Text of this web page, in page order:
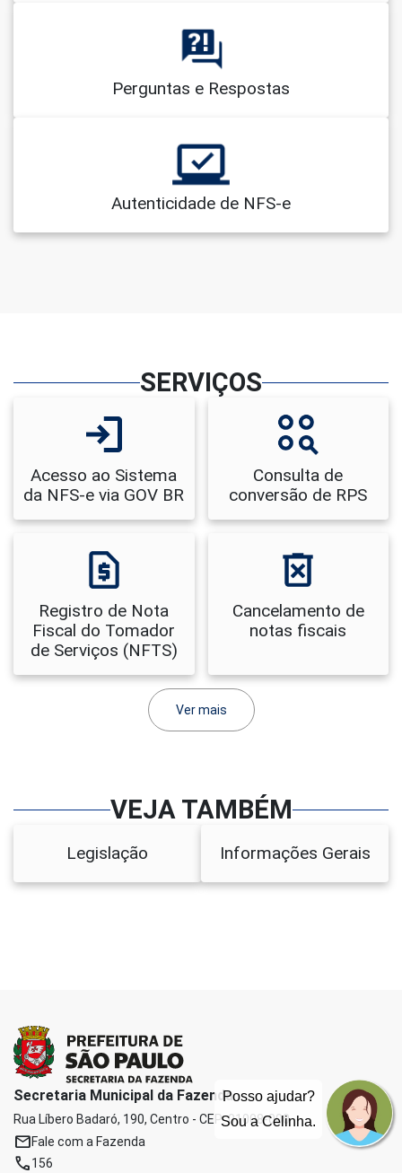
Perguntas e Respostas
Autenticidade de NFS-e
SERVIÇOS
Acesso ao Sistema
da NFS-e via GOV BR
Consulta de
conversão de RPS
Registro de Nota
Fiscal do Tomador
de Serviços (NFTS)
Cancelamento de
notas fiscais
Ver mais
VEJA TAMBÉM
Legislação Informações Gerais
Secretaria Municipal da Fazenda
Rua Líbero Badaró, 190, Centro - CEP: 01008-000
mailFale com a Fazenda
phone156
Posso ajudar?
Sou a Celinha.